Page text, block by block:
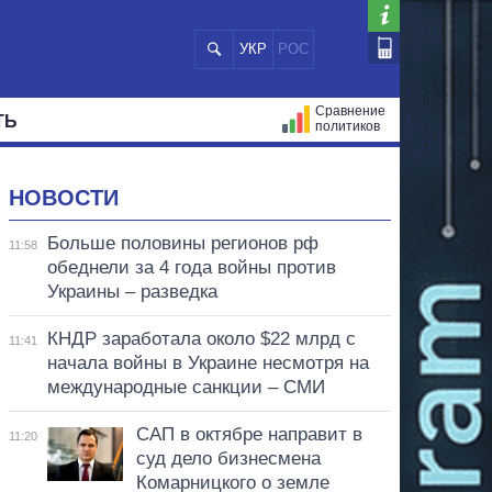
УКР РОС
Сравнение
политиков
НОВОСТИ
11:58
Больше половины регионов рф
обеднели за 4 года войны против
Украины – разведка
11:41
КНДР заработала около $22 млрд с
начала войны в Украине несмотря на
международные санкции – СМИ
11:20
САП в октябре направит в
суд дело бизнесмена
Комарницкого о земле